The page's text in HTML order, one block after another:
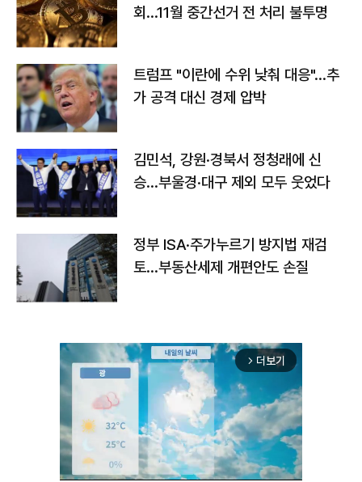
회…11월 중간선거 전 처리 불투명
트럼프 "이란에 수위 낮춰 대응"…추
가 공격 대신 경제 압박
김민석, 강원·경북서 정청래에 신
승…부울경·대구 제외 모두 웃었다
정부 ISA·주가누르기 방지법 재검
토…부동산세제 개편안도 손질
arrow_forward_ios 더보기